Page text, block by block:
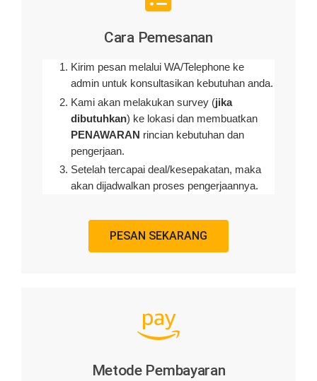
Cara Pemesanan
Kirim pesan melalui WA/Telephone ke
admin untuk konsultasikan kebutuhan anda.
Kami akan melakukan survey (jika
dibutuhkan) ke lokasi dan membuatkan
PENAWARAN rincian kebutuhan dan
pengerjaan.
Setelah tercapai deal/kesepakatan, maka
akan dijadwalkan proses pengerjaannya.
PESAN SEKARANG
Metode Pembayaran